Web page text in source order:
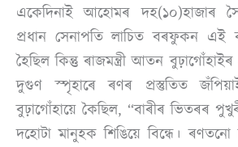
একেদিনাই আহোমৰ দহ(১০)হাজাৰ
প্ৰধান সেনাপতি লাচিত বৰফুকন এই
হৈছিল কিন্তু ৰাজমন্ত্ৰী আতন
দুগুণ স্পৃহাৰে ৰণৰ প্ৰস্তুতিত
বুঢ়াগোঁহায়ে কৈছিল, “বাৰীৰ ভিতৰৰ
দহোটা মানুহক শিঙিয়ে বিন্ধে।